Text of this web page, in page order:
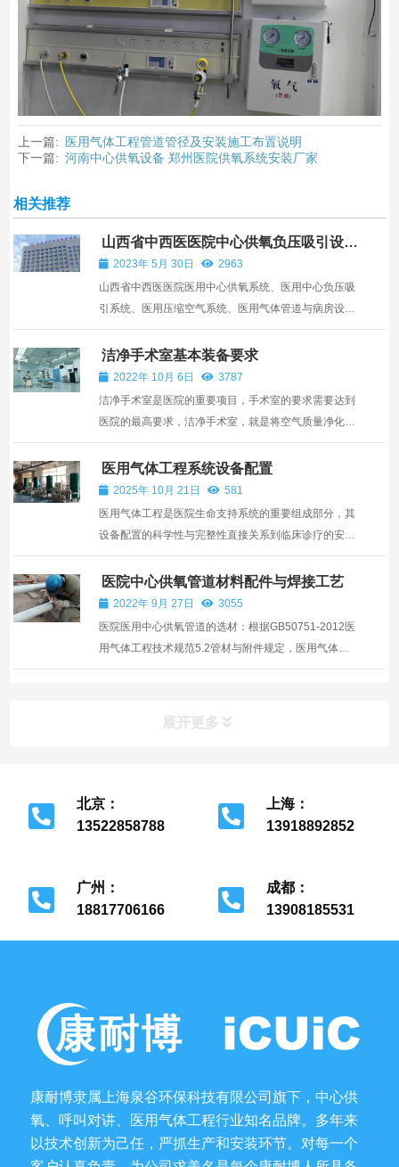
上一篇:
医用气体工程管道管径及安装施工布置说明
下一篇: 河南中心供氧设备 郑州医院供氧系统安装厂家
相关推荐
山西省中西医医院中心供氧负压吸引设备
工程安装
2023年 5月 30日
2963
山西省中西医医院医用中心供氧系统、医用中心负压吸
引系统、医用压缩空气系统、医用气体管道与病房设备
带、医用气体终端、病房呼叫对讲系统设备销售与工程
安装。
洁净手术室基本装备要求
2022年 10月 6日
3787
洁净手术室是医院的重要项目，手术室的要求需要达到
医院的最高要求，洁净手术室，就是将空气质量净化到
可以手术的要求，来保障患者的生命健康安全。按照每
间手术室最低配置来看，洁净手术室最少要将下面设备
准备齐全：1、无影灯一套，无影灯宜选择多头型无影
灯。2、...
医用气体工程系统设备配置
2025年 10月 21日
581
医用气体工程是医院生命支持系统的重要组成部分，其
设备配置的科学性与完整性直接关系到临床诊疗的安全
与效率。一个完整的医用气体系统涵盖多种气体类型，
主要包括氧气、压缩空气、负压吸引、笑气、二氧化碳
和氮气等，每种气体均需配置相应的专用设备，形成从
气源到...
医院中心供氧管道材料配件与焊接工艺
2022年 9月 27日
3055
医院医用中心供氧管道的选材：根据GB50751-2012医
用气体工程技术规范5.2管材与附件规定，医用气体的
管材均应采用无缝铜管或无缝不锈钢管。铜管具有杀灭
展开更多
北京：
13522858788
上海：
13918892852
广州：
18817706166
成都：
13908185531
康耐博隶属上海泉谷环保科技有限公司旗下，中心供
氧、呼叫对讲、医用气体工程行业知名品牌。多年来
以技术创新为己任，严抓生产和安装环节。对每一个